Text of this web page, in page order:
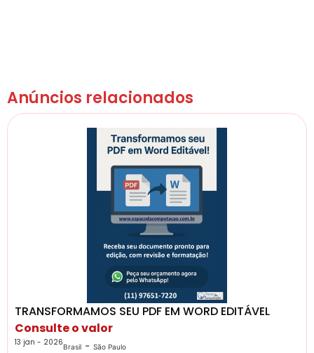
Anúncios relacionados
TRANSFORMAMOS SEU PDF EM WORD EDITÁVEL
Consulte o valor
13 jan - 2026Brasil - São Paulo